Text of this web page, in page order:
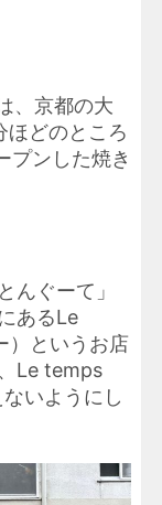
、京都の大
ほどのところ
プンした焼き
んぐーて」
あるLe
）というお店
Le temps
いようにし